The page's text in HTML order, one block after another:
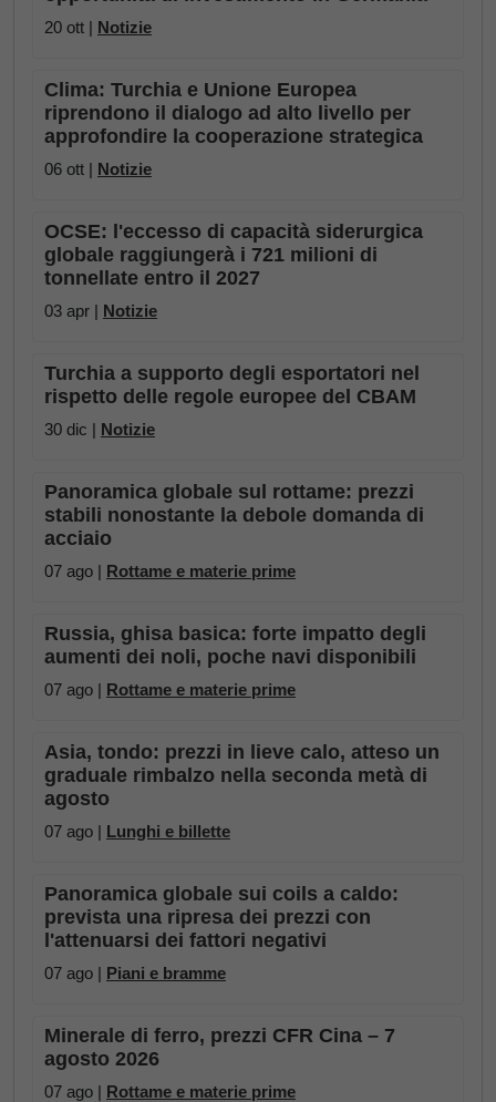
20 ott | Notizie
Clima: Turchia e Unione Europea
riprendono il dialogo ad alto livello per
approfondire la cooperazione strategica
06 ott | Notizie
OCSE: l'eccesso di capacità siderurgica
globale raggiungerà i 721 milioni di
tonnellate entro il 2027
03 apr | Notizie
Turchia a supporto degli esportatori nel
rispetto delle regole europee del CBAM
30 dic | Notizie
Panoramica globale sul rottame: prezzi
stabili nonostante la debole domanda di
acciaio
07 ago | Rottame e materie prime
Russia, ghisa basica: forte impatto degli
aumenti dei noli, poche navi disponibili
07 ago | Rottame e materie prime
Asia, tondo: prezzi in lieve calo, atteso un
graduale rimbalzo nella seconda metà di
agosto
07 ago | Lunghi e billette
Panoramica globale sui coils a caldo:
prevista una ripresa dei prezzi con
l'attenuarsi dei fattori negativi
07 ago | Piani e bramme
Minerale di ferro, prezzi CFR Cina – 7
agosto 2026
07 ago | Rottame e materie prime